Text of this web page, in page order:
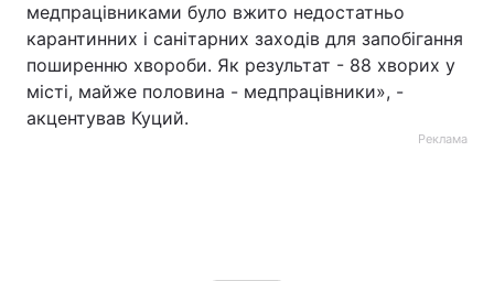
медпрацівниками було вжито недостатньо
карантинних і санітарних заходів для запобігання
поширенню хвороби. Як результат - 88 хворих у
місті, майже половина - медпрацівники», -
акцентував Куций.
Реклама